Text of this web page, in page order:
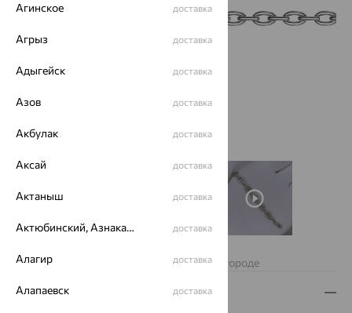
Изделие недоступно для заказа в вашем городе
Описание
Агинское доставка
Агрыз доставка
Адыгейск доставка
Азов доставка
Акбулак доставка
Аксай доставка
Актаныш доставка
Актюбинский, Азнакаевский район доставка
Алагир доставка
Алапаевск доставка